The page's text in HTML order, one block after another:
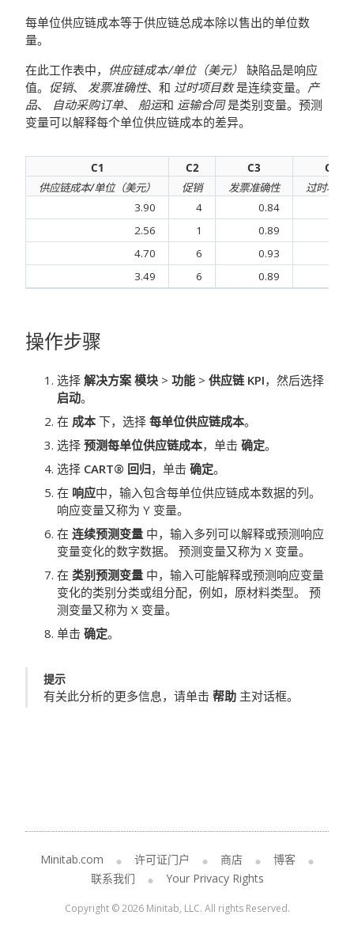
每单位供应链成本等于供应链总成本除以售出的单位数
量。
在此工作表中， 供应链成本/单位（美元） 缺陷品是响应
值。 促销、 发票准确性、和 过时项目数是连续变量。 产
品、 自动采购订单、 船运和 运输合同是类别变量。预测
变量可以解释每个单位供应链成本的差异。
C1 C2 C3
C4
供应链成本/单位（美元）
促销 发票准确性
过时项目
3.90
4 0.84
2.56
1 0.89
4.70
6 0.93
3.49
6 0.89
操作步骤
选择 解决方案 模块 > 功能 > 供应链 KPI，然后选择
启动。
在 成本 下，选择 每单位供应链成本。
选择 预测每单位供应链成本，单击 确定。
选择 CART® 回归，单击 确定。
在 响应中，输入包含每单位供应链成本数据的列。
响应变量又称为 Y 变量。
在 连续预测变量 中，输入多列可以解释或预测响应
变量变化的数字数据。
预测变量又称为 X 变量。
在 类别预测变量 中，输入可能解释或预测响应变量
变化的类别分类或组分配，例如，原材料类型。
预
测变量又称为 X 变量。
单击 确定。
提示
有关此分析的更多信息，请单击 帮助 主对话框。
Minitab.com 许可证门户 商店
博客
联系我们
Your Privacy Rights
Copyright © 2026 Minitab, LLC. All rights Reserved.